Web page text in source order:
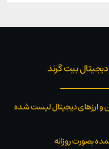
بیت گرند
و ارزهای دیجیتال لیست شده
بصورت روزانه